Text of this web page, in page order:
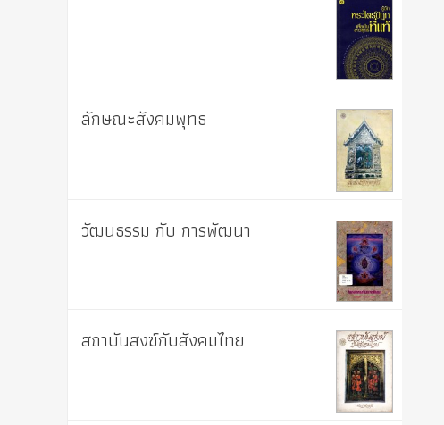
ลักษณะสังคมพุทธ
วัฒนธรรม กับ การพัฒนา
สถาบันสงฆ์กับสังคมไทย